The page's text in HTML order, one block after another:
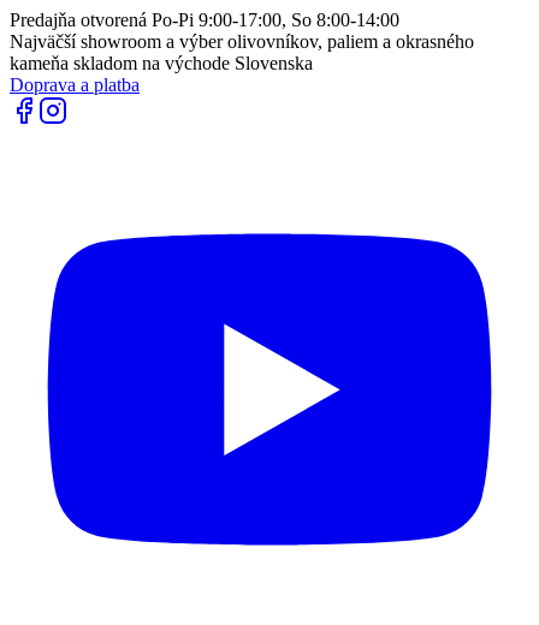
Predajňa otvorená Po-Pi 9:00-17:00, So 8:00-14:00
Najväčší showroom a výber olivovníkov, paliem a okrasného
kameňa skladom na východe Slovenska
Doprava a platba